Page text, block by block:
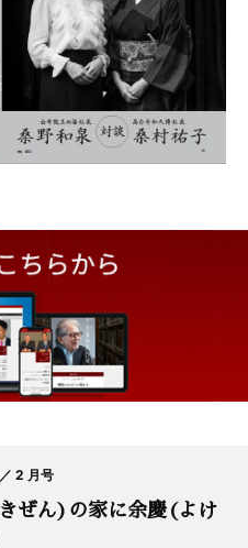
2 月号
ぜん)の家に余慶(よけ